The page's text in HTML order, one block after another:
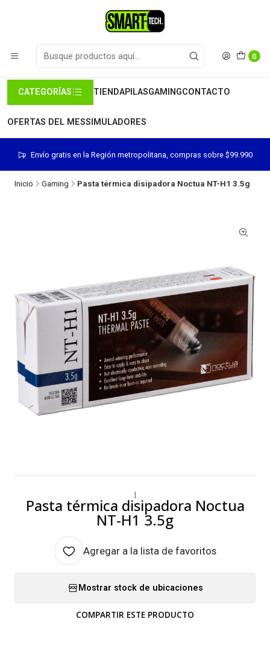
0
CATEGORÍAS TIENDAPILASGAMINGCONTACTO
OFERTAS DEL MESSIMULADORES
Envío gratis en la Región metropolitana, compras sobre $99.990
Inicio Gaming Pasta térmica disipadora Noctua NT-H1 3.5g
|
Pasta térmica disipadora Noctua
NT-H1 3.5g
Agregar a la lista de favoritos
Mostrar stock de ubicaciones
COMPARTIR ESTE PRODUCTO